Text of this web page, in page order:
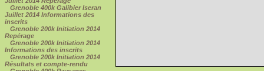
Grenoble 400k Galibier Iseran
Juillet 2014 Informations des
inscrits
Grenoble 200k Initiation 2014
Repérage
Grenoble 200k Initiation 2014
Informations des inscrits
Grenoble 200k Initiation 2014
Résultats et compte-rendu